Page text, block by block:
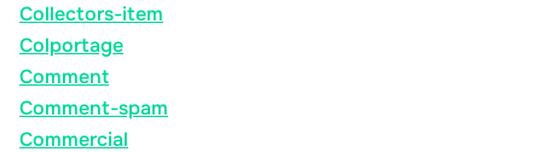
Collectors-item
Colportage
Comment
Comment-spam
Commercial